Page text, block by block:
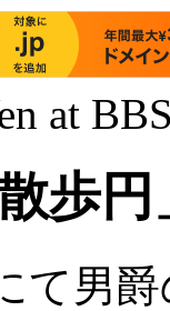
at
歩円
て男